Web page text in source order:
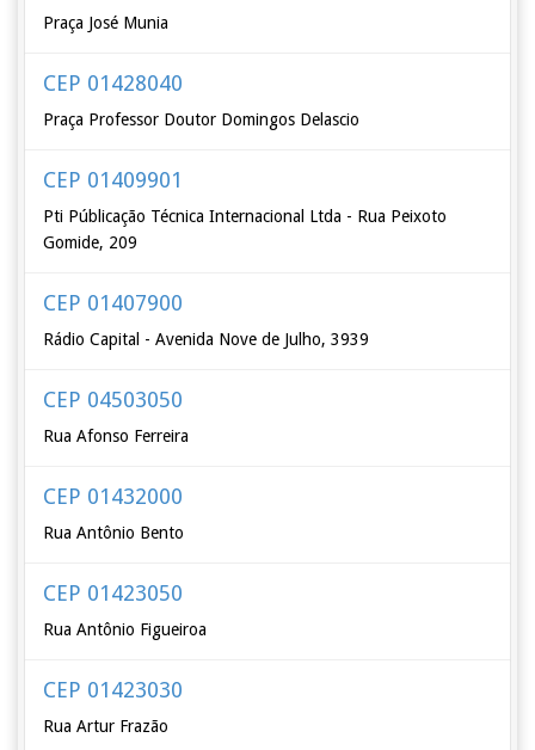
Praça José Munia
CEP 01428040
Praça Professor Doutor Domingos Delascio
CEP 01409901
Pti Públicação Técnica Internacional Ltda - Rua Peixoto
Gomide, 209
CEP 01407900
Rádio Capital - Avenida Nove de Julho, 3939
CEP 04503050
Rua Afonso Ferreira
CEP 01432000
Rua Antônio Bento
CEP 01423050
Rua Antônio Figueiroa
CEP 01423030
Rua Artur Frazão